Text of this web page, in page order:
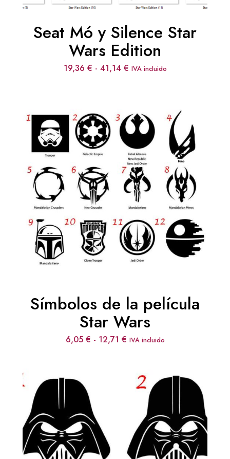
Seat Mó y Silence Star
Wars Edition
19,36 € - 41,14 €Rango
19,36 €
hasta
41,14 €
IVA incluido
Símbolos de la película
Star Wars
6,05 € - 12,71 €Rango
desde
6,05 €
12,71 €
IVA incluido